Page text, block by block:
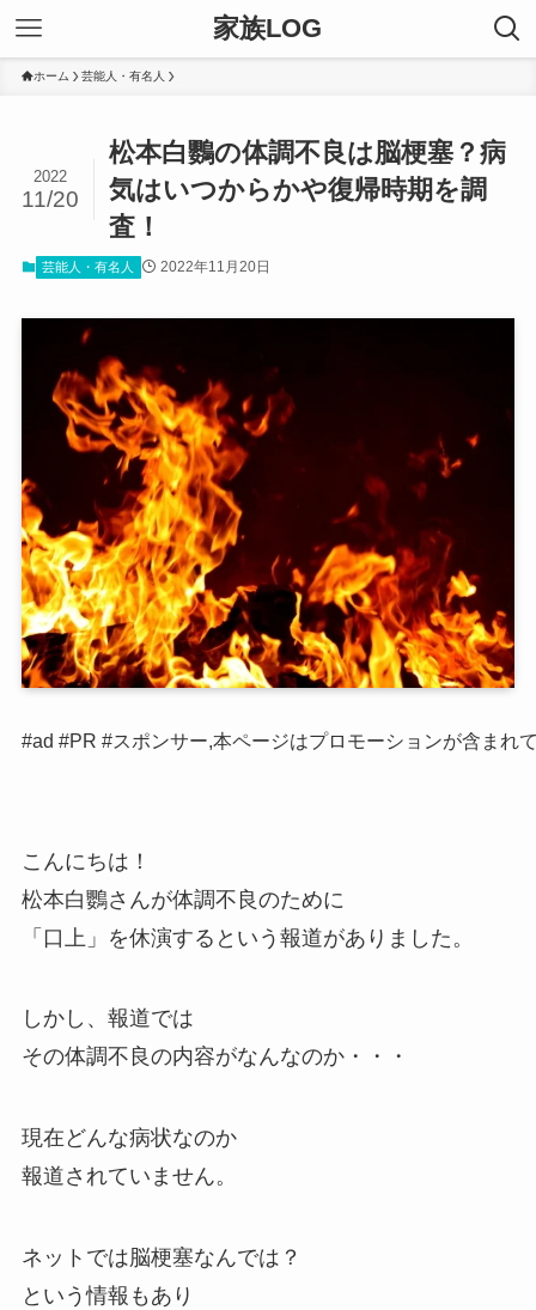
家族LOG
ホーム 芸能人・有名人
松本白鸚の体調不良は脳梗塞？病
気はいつからかや復帰時期を調
査！
2022
11/20
芸能人・有名人 2022年11月20日
#ad #PR #スポンサー,本ページはプロモーションが含まれ
こんにちは！
松本白鸚さんが体調不良のために
「口上」を休演するという報道がありました。
しかし、報道では
その体調不良の内容がなんなのか・・・
現在どんな病状なのか
報道されていません。
ネットでは脳梗塞なんでは？
という情報もあり